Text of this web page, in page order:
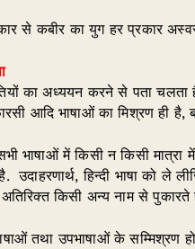
से कबीर का युग हर प्रकार
का अध्ययन करने से पता चलता
आदि भाषाओं का मिश्रण ही
भाषाओं में किसी न किसी
उदाहरणार्थ, हिन्दी भाषा को
अतिरिक्त किसी अन्य नाम से
तथा उपभाषाओं के सम्मिश्रण